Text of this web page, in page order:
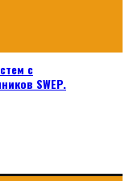
с
SWEP.